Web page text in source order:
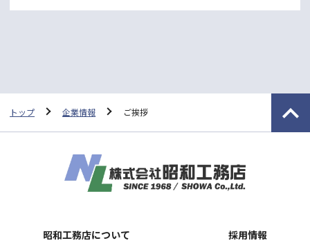
トップ 企業情報 ご挨拶
昭和工務店について 採用情報